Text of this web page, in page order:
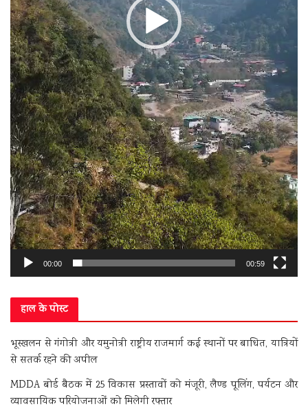
00:00 00:59
हाल के पोस्ट
भूस्खलन से गंगोत्री और यमुनोत्री राष्ट्रीय राजमार्ग कई स्थानों पर बाधित, यात्रियों
से सतर्क रहने की अपील
MDDA बोर्ड बैठक में 25 विकास प्रस्तावों को मंजूरी, लैण्ड पूलिंग, पर्यटन और
व्यावसायिक परियोजनाओं को मिलेगी रफ्तार